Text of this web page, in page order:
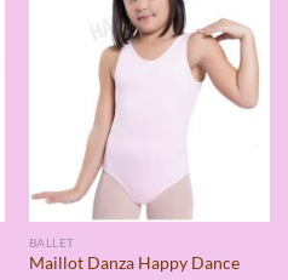
BALLET
Maillot Danza Happy Dance